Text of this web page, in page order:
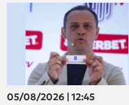
05/08/2026 | 12:45